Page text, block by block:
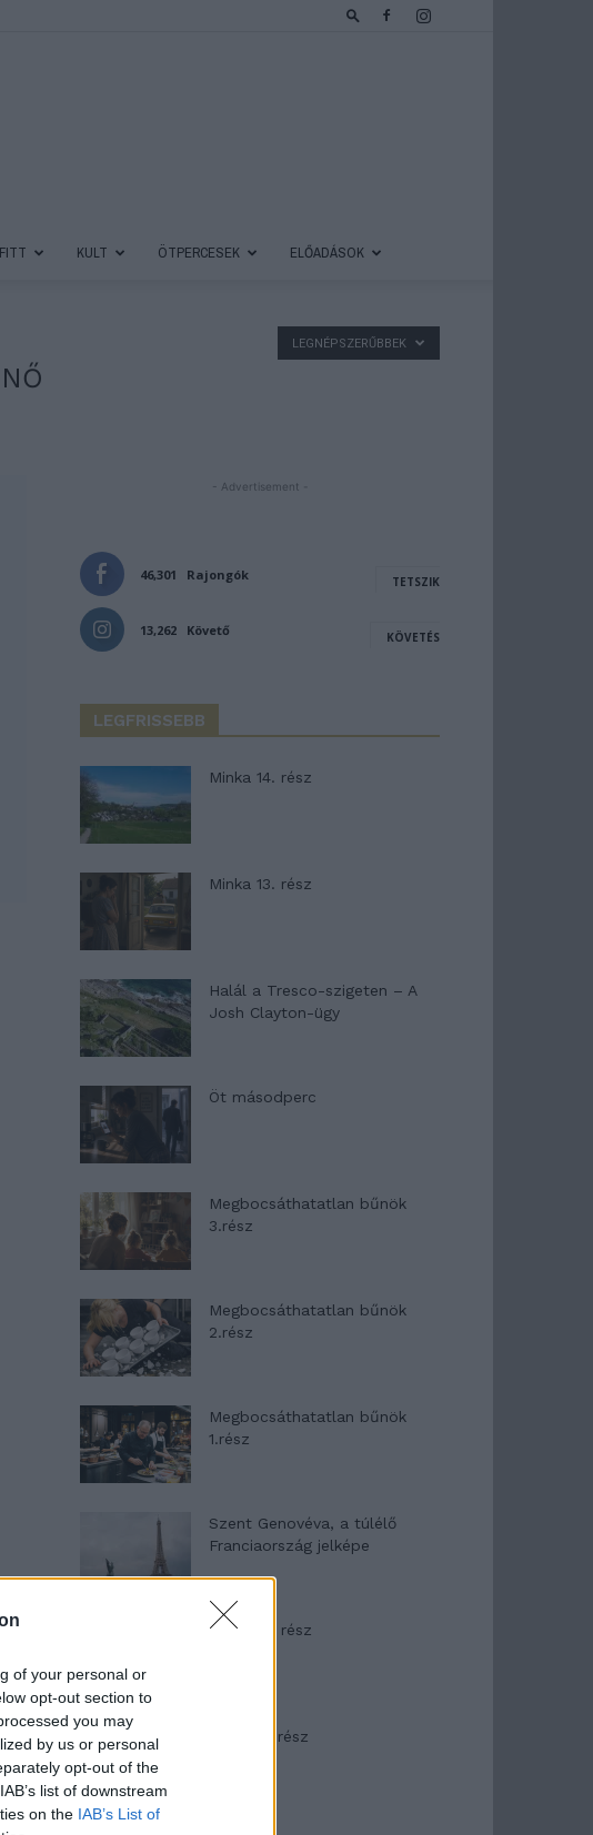
of your personal or
opt-out section to
you may
by us or personal
opt-out of the
list of downstream
on the IAB’s List of
KULT ÖTPERCESEK ELŐADÁSOK
LEGNÉPSZERŰBBEK
- Advertisement -
46,301 Rajongók TETSZIK
13,262 Követő KÖVETÉS
LEGFRISSEBB
Minka 14. rész
Minka 13. rész
Halál a Tresco-szigeten – A
Josh Clayton-ügy
Öt másodperc
Megbocsáthatatlan bűnök
3.rész
Megbocsáthatatlan bűnök
2.rész
Megbocsáthatatlan bűnök
1.rész
Szent Genovéva, a túlélő
Franciaország jelképe
Minka 12. rész
Minka 11. rész